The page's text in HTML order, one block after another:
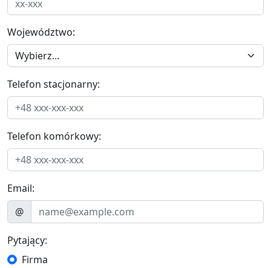
Województwo:
Telefon stacjonarny:
Telefon komórkowy:
Email:
@
Pytający:
Firma